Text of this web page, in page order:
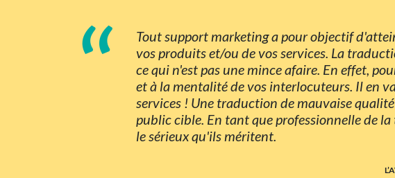
“
Tout support marketing a pour objectif
vos produits et/ou de vos services. La
ce qui n'est pas une mince afaire. En effet,
et à la mentalité de vos interlocuteurs. Il en
services ! Une traduction de mauvaise
public cible. En tant que professionnelle de
le sérieux qu'ils méritent.